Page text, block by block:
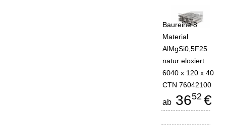
Baureihe 8
Material
AlMgSi0,5F25
natur eloxiert
6040 x 120 x 40
CTN 76042100
ab 3652 €